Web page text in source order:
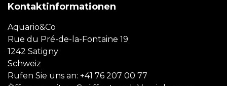
Kontaktinformationen
Aquario&Co
Rue du Pré-de-la-Fontaine 19
1242 Satigny
Schweiz
Rufen Sie uns an: +41 76 207 00 77